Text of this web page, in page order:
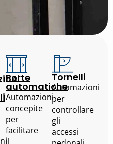
Porte
automatiche
Automazioni
concepite
per
facilitare
il
Tornelli
Automazioni
per
controllare
gli
accessi